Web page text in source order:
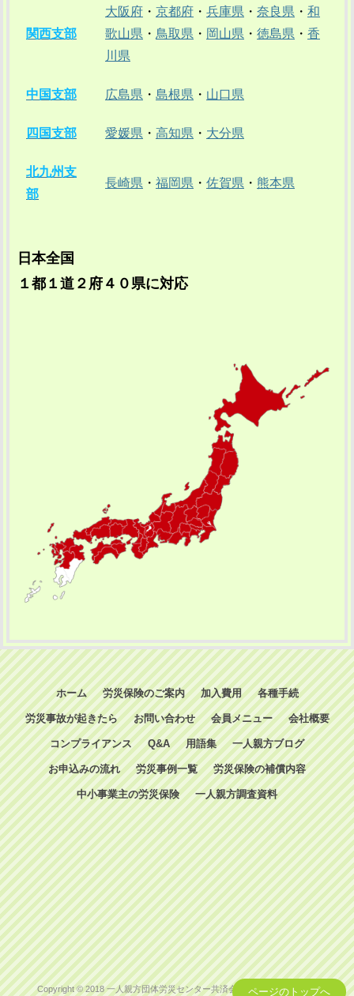
ページのトップへ
関西支部
大阪府 ・ 京都府 ・ 兵庫県 ・ 奈良県 ・ 和
歌山県 ・ 鳥取県 ・ 岡山県 ・ 徳島県 ・ 香
川県
中国支部 広島県 ・ 島根県 ・ 山口県
四国支部 愛媛県 ・ 高知県 ・ 大分県
北九州支
部
長崎県 ・ 福岡県 ・ 佐賀県 ・ 熊本県
日本全国
１都１道２府４０県に対応
ホーム 労災保険のご案内 加入費用 各種手続
労災事故が起きたら お問い合わせ 会員メニュー 会社概要
コンプライアンス Q&A 用語集 一人親方ブログ
お申込みの流れ 労災事例一覧 労災保険の補償内容
中小事業主の労災保険 一人親方調査資料
Copyright © 2018 一人親方団体労災センター共済会 All Rights Reserved.